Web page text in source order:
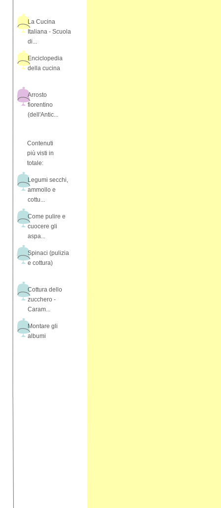
La Cucina
Italiana - Scuola
di...
Enciclopedia
della cucina
Arrosto
fiorentino
(dell'Antic...
Contenuti
più visti in
totale:
Legumi secchi,
ammollo e
cottu...
Come pulire e
cuocere gli
aspa...
Spinaci (pulizia
e cottura)
Cottura dello
zucchero -
Caram...
Montare gli
albumi